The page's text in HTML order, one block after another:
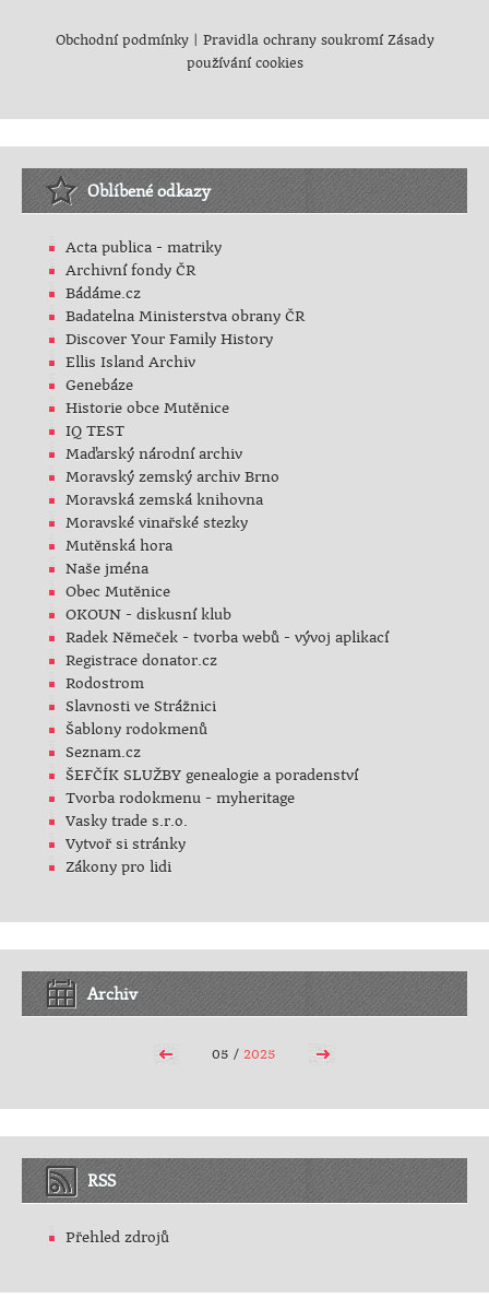
Obchodní podmínky| Pravidla ochrany soukromí Zásady
používání cookies
Oblíbené odkazy
Acta publica - matriky
Archivní fondy ČR
Bádáme.cz
Badatelna Ministerstva obrany ČR
Discover Your Family History
Ellis Island Archiv
Genebáze
Historie obce Mutěnice
IQ TEST
Maďarský národní archiv
Moravský zemský archiv Brno
Moravská zemská knihovna
Moravské vinařské stezky
Mutěnská hora
Naše jména
Obec Mutěnice
OKOUN - diskusní klub
Radek Němeček - tvorba webů - vývoj aplikací
Registrace donator.cz
Rodostrom
Slavnosti ve Strážnici
Šablony rodokmenů
Seznam.cz
ŠEFČÍK SLUŽBY genealogie a poradenství
Tvorba rodokmenu - myheritage
Vasky trade s.r.o.
Vytvoř si stránky
Zákony pro lidi
Archiv
05 /2025
RSS
Přehled zdrojů